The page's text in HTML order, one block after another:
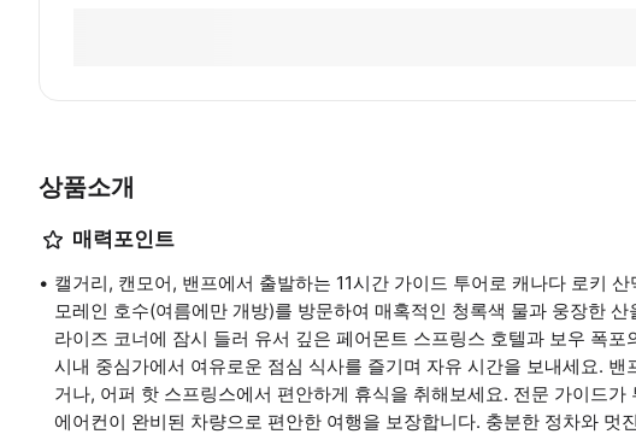
상품소개
매력포인트
캘거리, 캔모어, 밴프에서 출발하는 11시간 가이드 투어로 캐나다 로키
모레인 호수(여름에만 개방)를 방문하여 매혹적인 청록색 물과 웅장한
라이즈 코너에 잠시 들러 유서 깊은 페어몬트 스프링스 호텔과 보우 폭
시내 중심가에서 여유로운 점심 식사를 즐기며 자유 시간을 보내세요.
거나, 어퍼 핫 스프링스에서 편안하게 휴식을 취해보세요. 전문 가이드
에어컨이 완비된 차량으로 편안한 여행을 보장합니다. 충분한 정차와 멋